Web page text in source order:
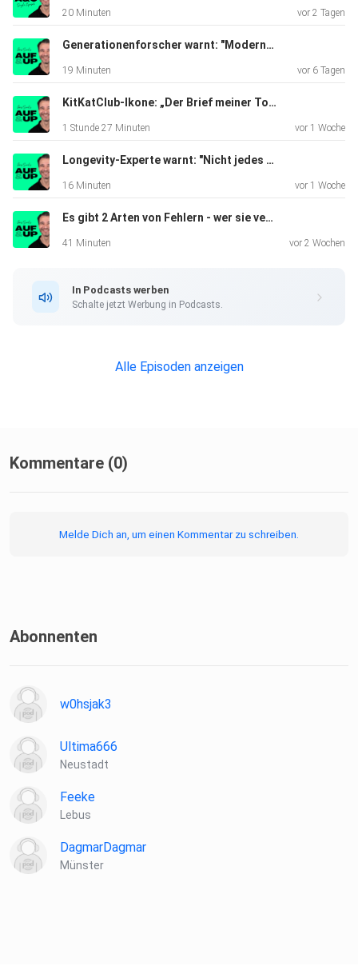
20 Minuten vor 2 Tagen
Generationenforscher warnt: "Moderne Eltern machen diesen Fehler, ohne es zu merken!" | Clip #108
19 Minuten vor 6 Tagen
KitKatClub-Ikone: „Der Brief meiner Tochter verhinderte, dass ich mich umbringe.“ | A&U #159
1 Stunde 27 Minuten vor 1 Woche
Longevity-Experte warnt: "Nicht jedes Leben sollte unnötig verlängert werden!" | Clip #107
16 Minuten vor 1 Woche
Es gibt 2 Arten von Fehlern - wer sie verwechselt, ist IMMER unzufrieden! | A&U #158
41 Minuten vor 2 Wochen
In Podcasts werben
Schalte jetzt Werbung in Podcasts.
Alle Episoden anzeigen
Kommentare (0)
Melde Dich an, um einen Kommentar zu schreiben.
Abonnenten
w0hsjak3
Ultima666
Neustadt
Feeke
Lebus
DagmarDagmar
Münster